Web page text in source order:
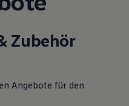
verbinden
Karten und Radio
Zubehör
Angebote für den